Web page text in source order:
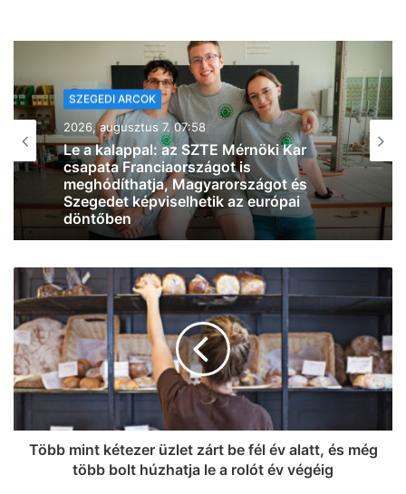
SZEGEDI ARCOK
2026, augusztus 6. 08:46
Eredetileg gyógyszerésznek készült,
most Szegeden segíti a betegek
felépülését Tabatabai Nejad Flóra
(videó)
Több mint kétezer üzlet zárt be fél év alatt, és még
több bolt húzhatja le a rolót év végéig